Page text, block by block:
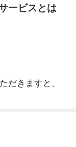
ービスとは
だきますと、